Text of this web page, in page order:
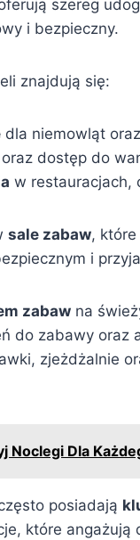
szereg
i bezpieczny.
znajdują się:
dla niemowląt
dostęp do
w restauracjach,
sale zabaw,
i
zabaw na
do zabawy oraz
zjeżdżalnie
Noclegi Dla
posiadają
które